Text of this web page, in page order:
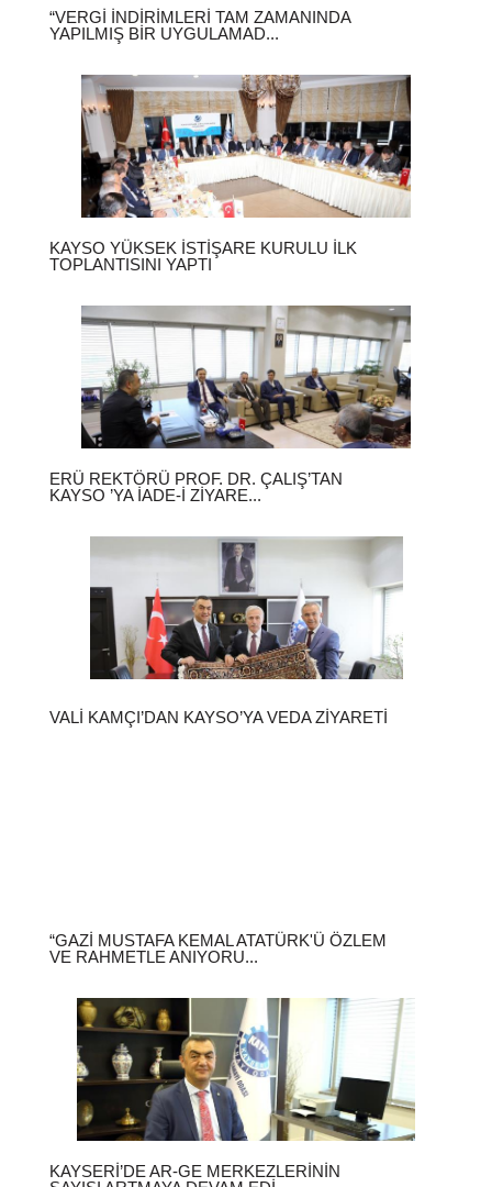
“VERGI İNDIRIMLERI TAM ZAMANINDA
YAPILMIŞ BIR UYGULAMAD...
KAYSO YÜKSEK İSTIŞARE KURULU İLK
TOPLANTISINI YAPTI
ERÜ REKTÖRÜ PROF. DR. ÇALIŞ’TAN
KAYSO ’YA İADE-I ZIYARE...
VALI KAMÇI’DAN KAYSO’YA VEDA ZIYARETI
“GAZI MUSTAFA KEMAL ATATÜRK'Ü ÖZLEM
VE RAHMETLE ANIYORU...
KAYSERI’DE AR-GE MERKEZLERININ